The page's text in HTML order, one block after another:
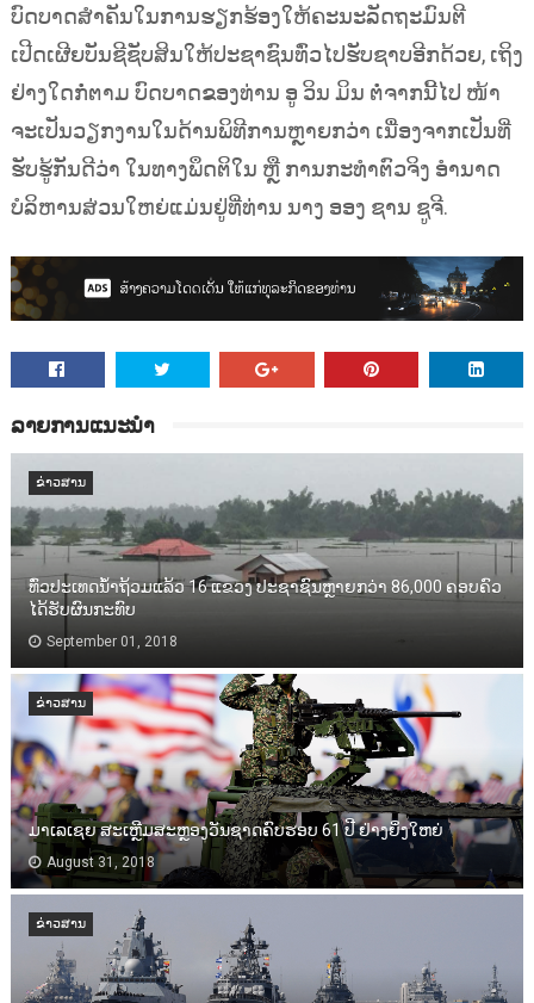
ບົດບາດສຳຄັນໃນການຮຽກຮ້ອງໃຫ້ຄະນະລັດຖະມົນຕີ
ເປີດເຜີຍບັນຊີຊັບສິນໃຫ້ປະຊາຊົນທົ່ວໄປຮັບຊາບອີກດ້ວຍ, ເຖິງ
ຢ່າງໃດກໍ່ຕາມ ບົດບາດຂອງທ່ານ ອູ ວິນ ມິນ ຕໍ່ຈາກນີ້ໄປ ໜ້າ
ຈະເປັນວຽກງານໃນດ້ານພິທີການຫຼາຍກວ່າ ເນື່ອງຈາກເປັນທີ່
ຮັບຮູ້ກັນດີວ່າ ໃນທາງພຶດຕິໃນ ຫຼື ການກະທຳຕົວຈິງ ອຳນາດ
ບໍລິຫານສ່ວນໃຫຍ່ແມ່ນຢູ່ທີ່ທ່ານ ນາງ ອອງ ຊານ ຊູຈີ.
ລາຍການແນະນຳ
ຂ່າວສານ
ທົ່ວປະເທດນ້ຳຖ້ວມແລ້ວ 16 ແຂວງ ປະຊາຊົນຫຼາຍກວ່າ 86,000​ ຄອບຄົວ
ໄດ້ຮັບຜົນກະທົບ
September 01, 2018
ຂ່າວສານ
ມາເລເຊຍ ສະເຫຼີມສະຫຼອງວັນຊາດຄົບຮອບ 61 ປີ ຢ່າງຍິ່ງໃຫຍ່
August 31, 2018
ຂ່າວສານ